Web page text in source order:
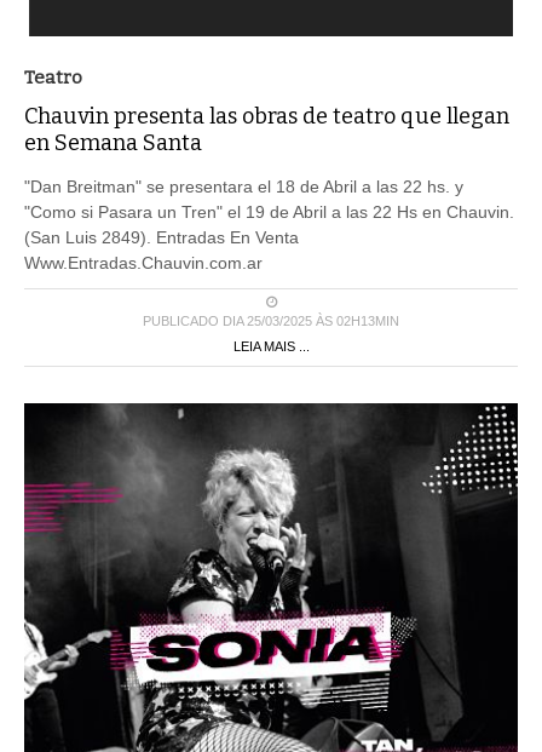
Teatro
Chauvin presenta las obras de teatro que llegan
en Semana Santa
"Dan Breitman" se presentara el 18 de Abril a las 22 hs. y
"Como si Pasara un Tren" el 19 de Abril a las 22 Hs en Chauvin.
(San Luis 2849). Entradas En Venta
Www.Entradas.Chauvin.com.ar
PUBLICADO DIA 25/03/2025 ÀS 02H13MIN
LEIA MAIS ...